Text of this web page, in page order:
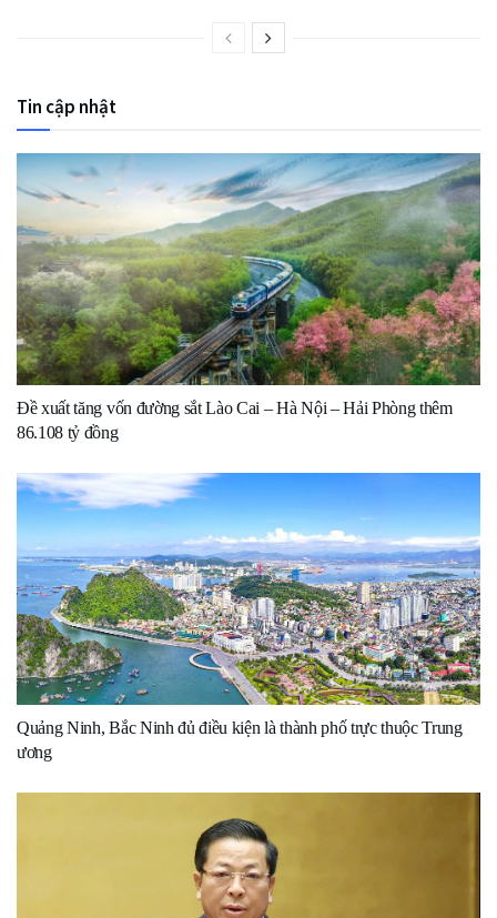
Tin cập nhật
Đề xuất tăng vốn đường sắt Lào Cai – Hà Nội – Hải Phòng thêm
86.108 tỷ đồng
Quảng Ninh, Bắc Ninh đủ điều kiện là thành phố trực thuộc Trung
ương